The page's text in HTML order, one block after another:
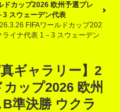
ドカップ2026 欧州予選プレ
3 スウェーデン代表
FIFAワールドカップ202
イナ代表 1－3 スウェーデン
真ギャラリー】2
ップ2026 欧州
準決勝 ウクラ